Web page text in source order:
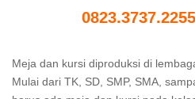
Meja dan kursi diproduksi di
Mulai dari TK, SD, SMP, SMA,